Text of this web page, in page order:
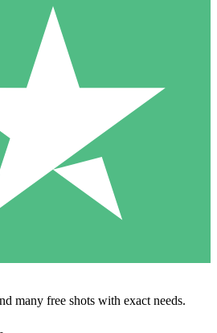
many free shots with exact needs.